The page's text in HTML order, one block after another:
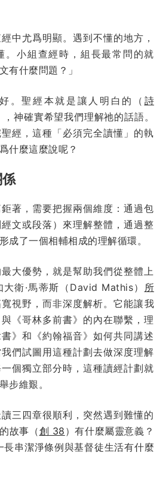
中尤爲明顯。遇到不懂的地方，
。小組查經時，組長最常問的就
有什麼問題？」
。聖經本就是讓人明白的（ 詩
，神確實希望我們理解祂的話語。
經，這種「必須完全讀懂」的執
什麼這麼說呢？
著，需要把握兩個維度：通過包
文或段落）來理解整體，通過整
成了一個相輔相成的理解循環。
大優勢，就是幫助我們從整體上
衛·馬蒂斯（David Mathis）
所
寬視野，而非深度解析。它能讓我
《哥林多前書》的內在聯繫，理
》和《約翰福音》如何共同講述
們試圖用這種計劃去做深度理解
個獨立部分時，這種讀經計劃就
步維艱。
三四章很順利，突然遇到難懂的
故事（創 38 ）有什麼屬靈意義？
長串潔淨條例與基督徒生活有什麼